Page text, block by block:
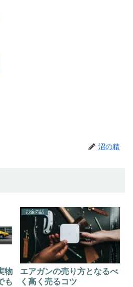
沼の精
物
も
お金の話
エアガンの売り方となるべ
く高く売るコツ